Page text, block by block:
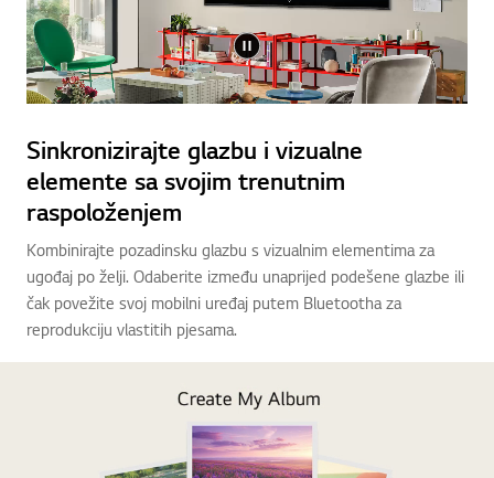
Sinkronizirajte glazbu i vizualne
elemente sa svojim trenutnim
raspoloženjem
Kombinirajte pozadinsku glazbu s vizualnim elementima za
ugođaj po želji. Odaberite između unaprijed podešene glazbe ili
čak povežite svoj mobilni uređaj putem Bluetootha za
reprodukciju vlastitih pjesama.